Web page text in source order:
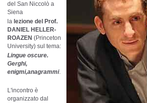
del San Niccolò a
Siena
la lezione del Prof.
DANIEL HELLER-
ROAZEN (Princeton
University) sul tema:
Lingue oscure.
Gerghi,
enigmi,anagrammi.
L'incontro è
organizzato dal